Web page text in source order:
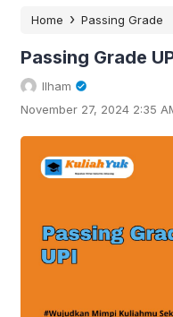
Home › Passing Grade
Passing Grade
Ilham
November 27, 2024 2:35